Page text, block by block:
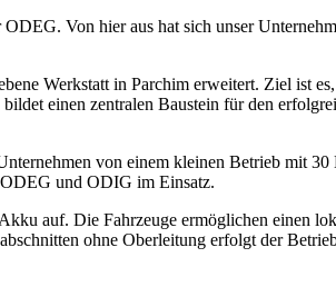
Von hier aus hat sich unser
Werkstatt in Parchim erweitert. Ziel ist
einen zentralen Baustein für den
von einem kleinen Betrieb mit
und ODIG im Einsatz.
auf. Die Fahrzeuge ermöglichen einen
ohne Oberleitung erfolgt der